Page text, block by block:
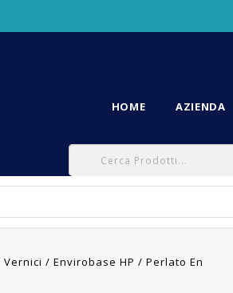
HOME AZIENDA
Vernici Envirobase HP Perlato En